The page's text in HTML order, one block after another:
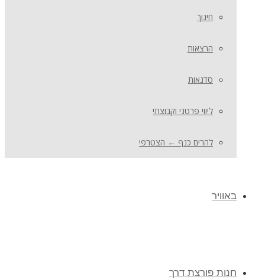
חינוך
הרצאות
סדנאות
ליווי פרטני וקבוצתי
להרים כנף ← הצטרפי
באוויר
חנות פורצת דרך